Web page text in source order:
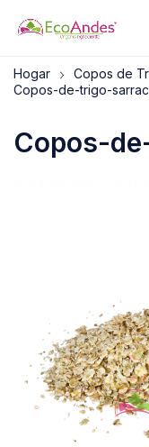
Hogar
Copos de
Copos-de-trigo-
Copos-